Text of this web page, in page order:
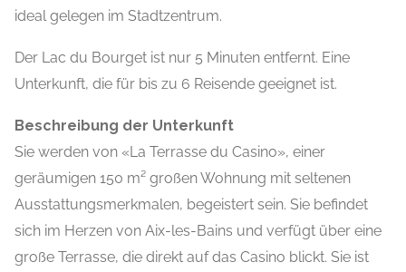
ideal gelegen im Stadtzentrum.
Der Lac du Bourget ist nur 5 Minuten entfernt. Eine
Unterkunft, die für bis zu 6 Reisende geeignet ist.
Beschreibung der Unterkunft
Sie werden von «La Terrasse du Casino», einer
geräumigen 150 m² großen Wohnung mit seltenen
Ausstattungsmerkmalen, begeistert sein. Sie befindet
sich im Herzen von Aix-les-Bains und verfügt über eine
große Terrasse, die direkt auf das Casino blickt. Sie ist